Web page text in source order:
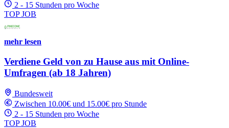
2 - 15 Stunden pro Woche
TOP JOB
mehr lesen
Verdiene Geld von zu Hause aus mit Online-
Umfragen (ab 18 Jahren)
Bundesweit
Zwischen 10.00€ und 15.00€ pro Stunde
2 - 15 Stunden pro Woche
TOP JOB